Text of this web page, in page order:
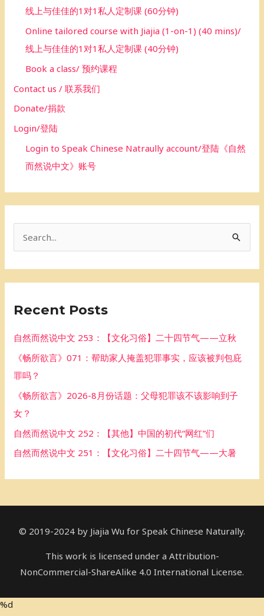
线上与佳佳的1对1私人定制课 (60分钟)
Online tailored course with Jiajia (1-on-1) (40 mins)/
线上与佳佳的1对1私人定制课 (40分钟)
Book a class/ 预约课程
Contact us / 联系我们
Donate/捐款
Login/登陆
Login to Speak Chinese Natraully account/登陆《自然
而然说中文》账号
c
f
r
Recent Posts
自然而然说中文 253：【文化习俗】二十四节气——立秋
《畅所欲言》071：帮助家人掩盖犯罪事实，应该被判包庇
罪吗？
《畅所欲言》2026-8月份话题：父母犯罪该不该影响到子
女？
自然而然说中文 252：【其他】中国的初代“网红”们
自然而然说中文 251：【文化习俗】二十四节气——大暑
© 2019-2024 by Jiajia Wu for Speak Chinese Naturally.
This work is licensed under a Attribution-
NonCommercial-ShareAlike 4.0 International License.
%d